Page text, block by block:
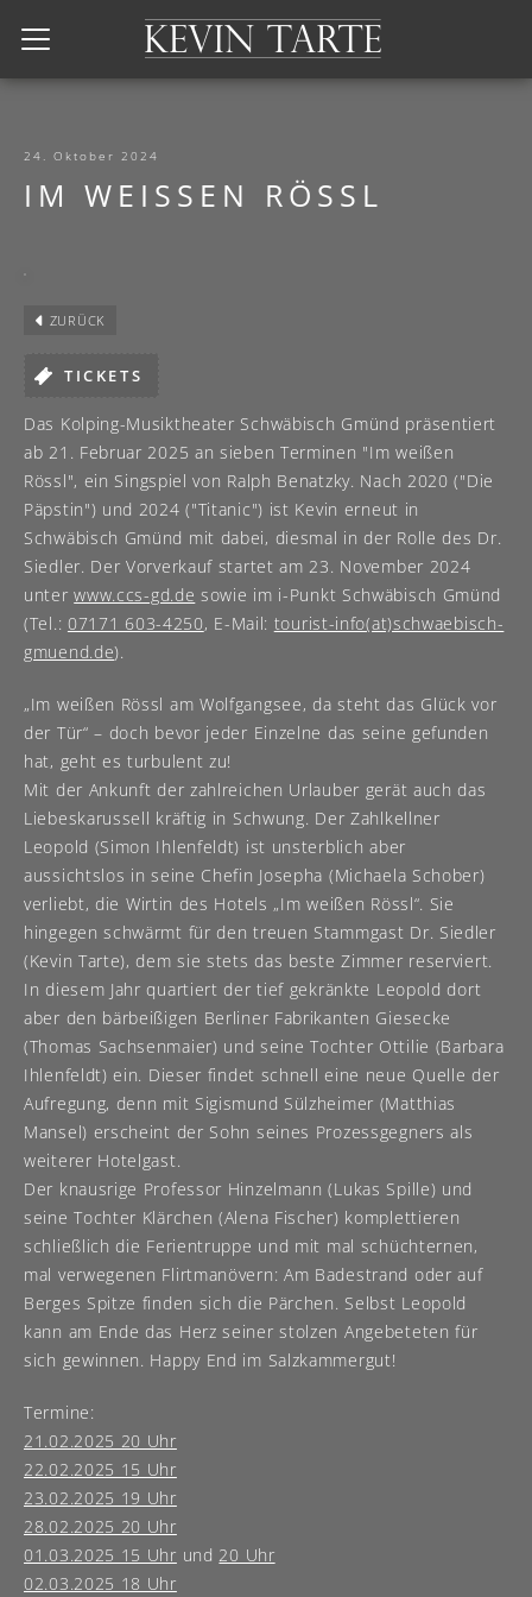
Kevin Tarte
24. Oktober 2024
IM WEISSEN RÖSSL
ZURÜCK
TICKETS
Das Kolping-Musiktheater Schwäbisch Gmünd präsentiert
ab 21. Februar 2025 an sieben Terminen "Im weißen
Rössl", ein Singspiel von Ralph Benatzky. Nach 2020 ("Die
Päpstin") und 2024 ("Titanic") ist Kevin erneut in
Schwäbisch Gmünd mit dabei, diesmal in der Rolle des Dr.
Siedler. Der Vorverkauf startet am 23. November 2024
unterwww.ccs-gd.de sowie im i-Punkt Schwäbisch Gmünd
(Tel.: 07171 603-4250, E-Mail: tourist-info(at)schwaebisch-
gmuend.de).
„Im weißen Rössl am Wolfgangsee, da steht das Glück vor
der Tür“ – doch bevor jeder Einzelne das seine gefunden
hat, geht es turbulent zu!
Mit der Ankunft der zahlreichen Urlauber gerät auch das
Liebeskarussell kräftig in Schwung. Der Zahlkellner
Leopold (Simon Ihlenfeldt) ist unsterblich aber
aussichtslos in seine Chefin Josepha (Michaela Schober)
verliebt, die Wirtin des Hotels „Im weißen Rössl“. Sie
hingegen schwärmt für den treuen Stammgast Dr. Siedler
(Kevin Tarte), dem sie stets das beste Zimmer reserviert.
In diesem Jahr quartiert der tief gekränkte Leopold dort
aber den bärbeißigen Berliner Fabrikanten Giesecke
(Thomas Sachsenmaier) und seine Tochter Ottilie (Barbara
Ihlenfeldt) ein. Dieser findet schnell eine neue Quelle der
Aufregung, denn mit Sigismund Sülzheimer (Matthias
Mansel) erscheint der Sohn seines Prozessgegners als
weiterer Hotelgast.
Der knausrige Professor Hinzelmann (Lukas Spille) und
seine Tochter Klärchen (Alena Fischer) komplettieren
schließlich die Ferientruppe und mit mal schüchternen,
mal verwegenen Flirtmanövern: Am Badestrand oder auf
Berges Spitze finden sich die Pärchen. Selbst Leopold
kann am Ende das Herz seiner stolzen Angebeteten für
sich gewinnen. Happy End im Salzkammergut!
Termine:
21.02.2025 20 Uhr
22.02.2025 15 Uhr
23.02.2025 19 Uhr
28.02.2025 20 Uhr
01.03.2025 15 Uhr und20 Uhr
02.03.2025 18 Uhr